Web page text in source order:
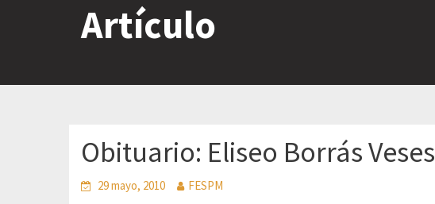
Artículo
Obituario: Eliseo Borrás Veses
29 mayo, 2010 FESPM